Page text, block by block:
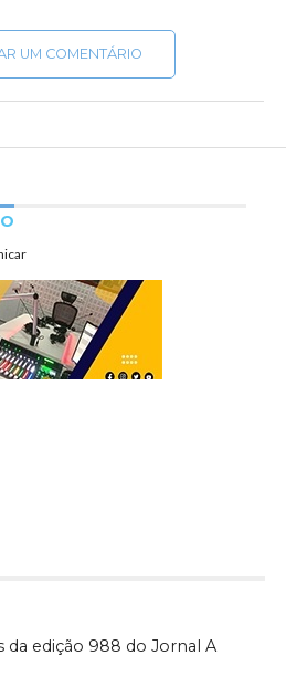
UM COMENTÁRIO
da edição 988 do Jornal A